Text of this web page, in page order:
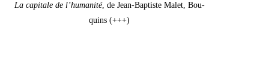
La capi­tale de l’hu­ma­ni­té, de Jean-Bap­tiste Malet, Bou­
quins (+++)